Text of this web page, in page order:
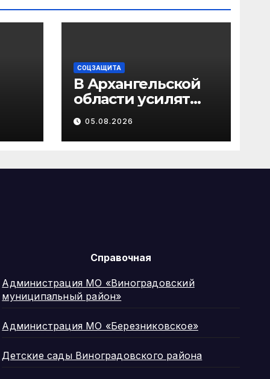
СОЦЗАЩИТА
В Архангельской
области усилят
работу по
оказанию
бесплатной
помощи ветеранам
05.08.2026
Справочная
Администрация МО «Виноградовский
муниципальный район»
Администрация МО «Березниковское»
Детские сады Виноградовского района